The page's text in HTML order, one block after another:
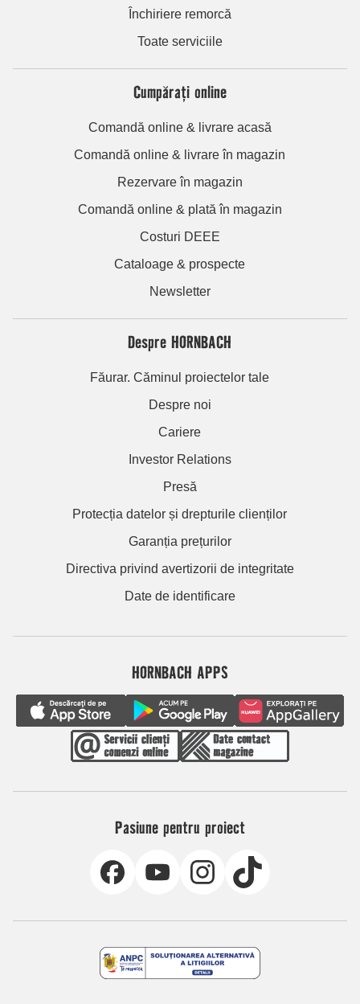
Închiriere remorcă
Toate serviciile
Cumpărați online
Comandă online & livrare acasă
Comandă online & livrare în magazin
Rezervare în magazin
Comandă online & plată în magazin
Costuri DEEE
Cataloage & prospecte
Newsletter
Despre HORNBACH
Făurar. Căminul proiectelor tale
Despre noi
Cariere
Investor Relations
Presă
Protecția datelor și drepturile clienților
Garanția prețurilor
Directiva privind avertizorii de integritate
Date de identificare
HORNBACH APPS
Pasiune pentru proiect